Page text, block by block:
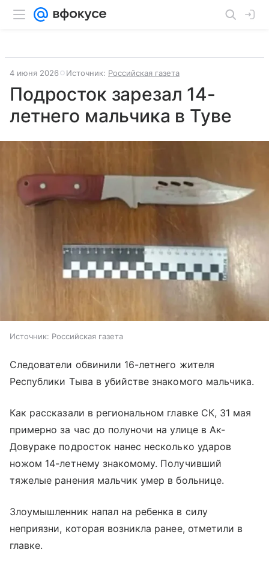
4 июня 2026 Источник: Российская газета
Подросток зарезал 14-
летнего мальчика в Туве
Источник: Российская газета
Следователи обвинили 16-летнего жителя
Республики Тыва в убийстве знакомого мальчика.
Как рассказали в региональном главке СК, 31 мая
примерно за час до полуночи на улице в Ак-
Довураке подросток нанес несколько ударов
ножом 14-летнему знакомому. Получивший
тяжелые ранения мальчик умер в больнице.
Злоумышленник напал на ребенка в силу
неприязни, которая возникла ранее, отметили в
главке.